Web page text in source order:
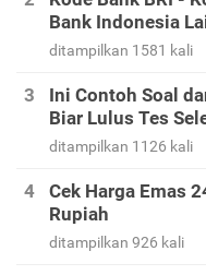
Bank Indonesia
ditampilkan 1581 kali
Ini Contoh Soal
Biar Lulus Tes
ditampilkan 1126 kali
Cek Harga Emas
Rupiah
ditampilkan 926 kali